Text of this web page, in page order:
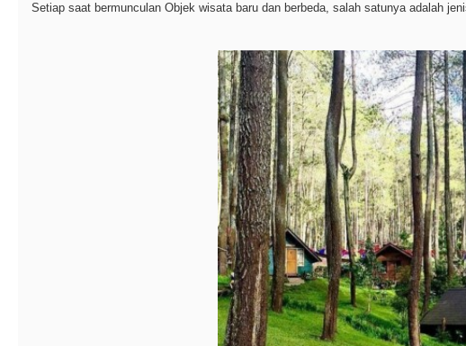
Setiap saat bermunculan Objek wisata baru dan berbeda, salah satunya adalah